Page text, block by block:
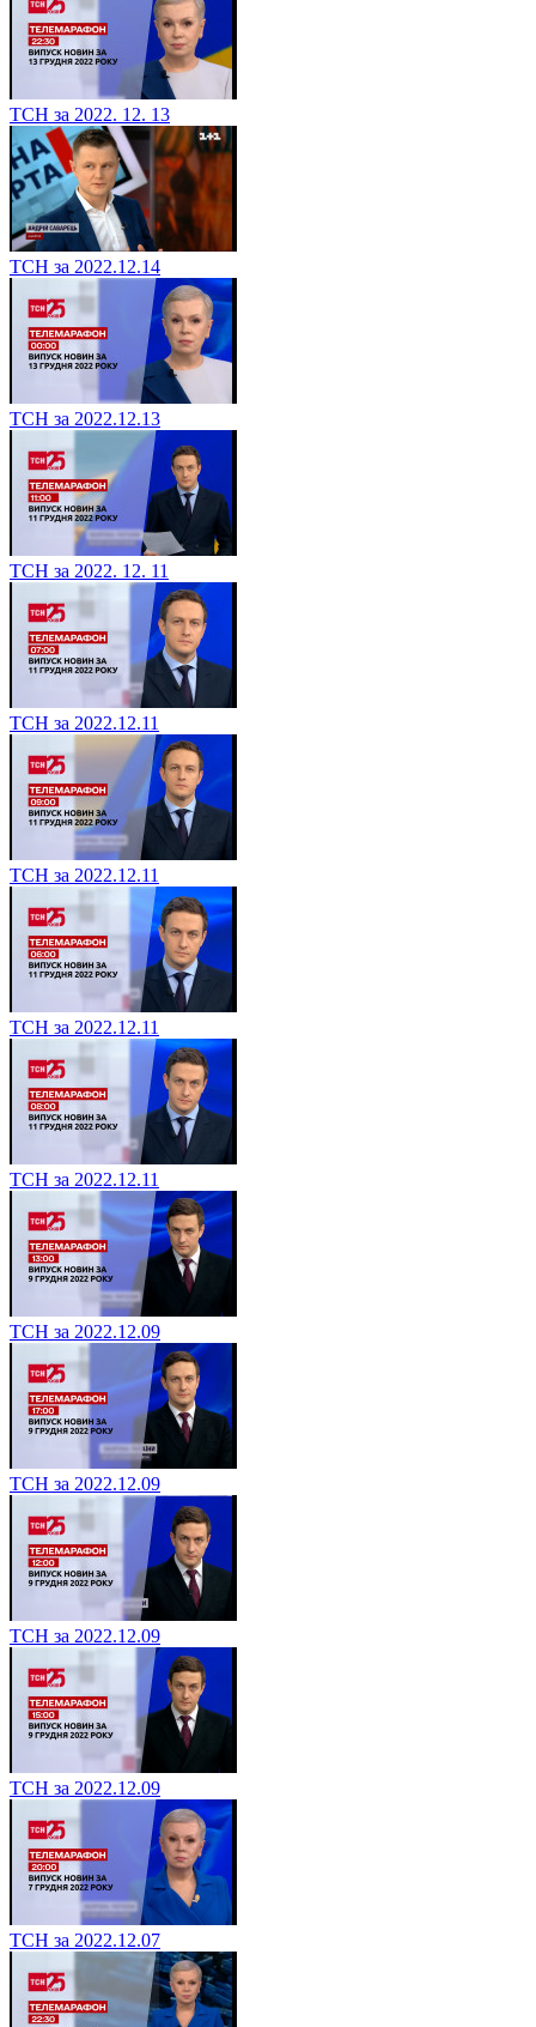
ТСН за 2022. 12. 13
ТСН за 2022.12.14
ТСН за 2022.12.13
ТСН за 2022. 12. 11
ТСН за 2022.12.11
ТСН за 2022.12.11
ТСН за 2022.12.11
ТСН за 2022.12.11
ТСН за 2022.12.09
ТСН за 2022.12.09
ТСН за 2022.12.09
ТСН за 2022.12.09
ТСН за 2022.12.07